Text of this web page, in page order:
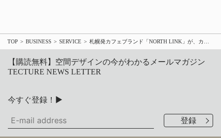
TOP BUSINESS SERVICE 札幌発カフェブランド「NORTH LINK」が、カフェと連動した体験型ショールーム事業を旗艦店で開始
【購読無料】空間デザインの今がわかるメールマガジン
TECTURE NEWS LETTER
今すぐ登録！▶